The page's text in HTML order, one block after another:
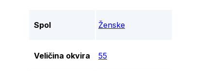
Spol Ženske
Veličina okvira 55